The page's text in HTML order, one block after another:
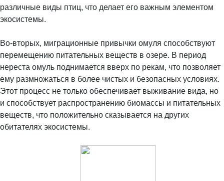
различные виды птиц, что делает его важным элементом
экосистемы.
Во-вторых, миграционные привычки омуля способствуют
перемещению питательных веществ в озере. В период
нереста омуль поднимается вверх по рекам, что позволяет
ему размножаться в более чистых и безопасных условиях.
Этот процесс не только обеспечивает выживание вида, но
и способствует распространению биомассы и питательных
веществ, что положительно сказывается на других
обитателях экосистемы.